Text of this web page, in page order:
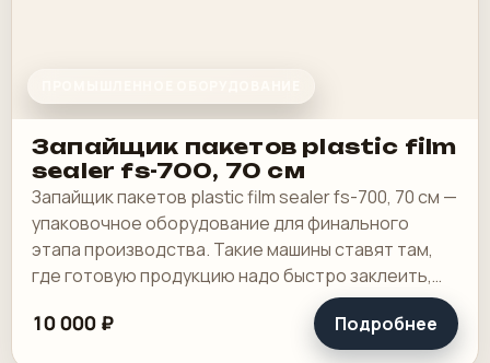
Запайщик пакетов plastic film
sealer fs-700, 70 см
Запайщик пакетов plastic film sealer fs-700, 70 см —
упаковочное оборудование для финального
этапа производства. Такие машины ставят там,
где готовую продукцию надо быстро заклеить,
упаковать или выдать в транспортную.
10 000 ₽ Подробнее